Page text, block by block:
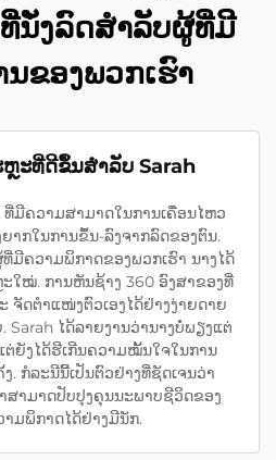
ນັ່ງລົດສຳລັບຜູ້ທີ່ມີ
ຂອງພວກເຮົາ
ະທີ່ດີຂຶ້ນສຳລັບ Sarah
ທີ່ມີຄວາມສາມາດໃນການເຄື່ອນໄຫວ
າກໃນການຂຶ້ນ-ລົງຈາກລົດຂອງຕົນ.
ມີຄວາມພິກາດຂອງພວກເຮົາ ນາງໄດ້
ໃໝ່. ການຫັນຊ້າງ 360 ອົງສາຂອງທີ່
ຈັດຕຳແໜ່ງຕົວເອງໄດ້ຢ່າງງ່າຍດາຍ
Sarah ໄດ້ລາຍງານວ່ານາງບໍ່ພຽງແຕ່
ຕ່ຍັງໄດ້ຮີເກີນຄວາມໝັ້ນໃຈໃນການ
. ກໍລະນີນີ້ເປັນຕົວຢ່າງທີ່ຊັດເຈນວ່າ
ສາມາດປັບປຸງຄຸນນະພາບຊີວິດຂອງ
ມພິກາດໄດ້ຢ່າງມີນັກ.